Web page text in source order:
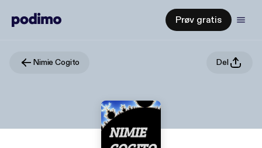
Prøv gratis
Nimie Cogito Del